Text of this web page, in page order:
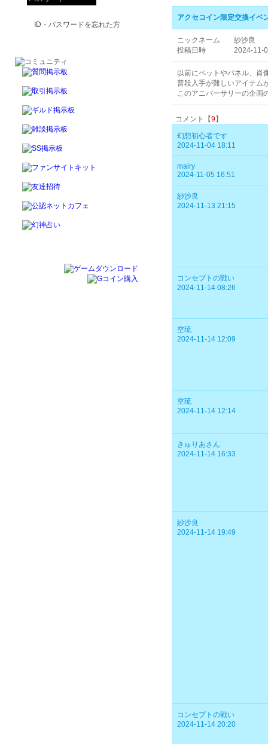
アクセコイン限定交換イベ
ニックネーム
紗沙良
投稿日時
2024-11-
以前にペットやパネル、肖
普段入手が難しいアイテム
このアニバーサリーの企画
コメント【9】
幻想初心者です
2024-11-04 18:11
mairy
2024-11-05 16:51
紗沙良
2024-11-13 21:15
コンセプトの戦い
2024-11-14 08:26
空琉
2024-11-14 12:09
空琉
2024-11-14 12:14
きゅりあさん
2024-11-14 16:33
紗沙良
2024-11-14 19:49
コンセプトの戦い
2024-11-14 20:20
ID・パスワードを忘れた方